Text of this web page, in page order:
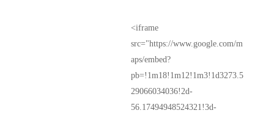
<iframe
src="https://www.google.com/m
aps/embed?
pb=!1m18!1m12!1m3!1d3273.5
29066034036!2d-
56.17494948524321!3d-